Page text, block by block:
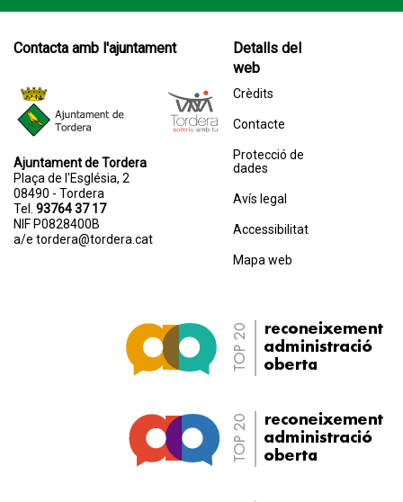
Contacta amb l'ajuntament
Ajuntament de Tordera
Plaça de l'Església, 2
08490 - Tordera
Tel. 93764 37 17
NIF P0828400B
a/e tordera@tordera.cat
Detalls del
web
Crèdits
Contacte
Protecció de
dades
Avís legal
Accessibilitat
Mapa web